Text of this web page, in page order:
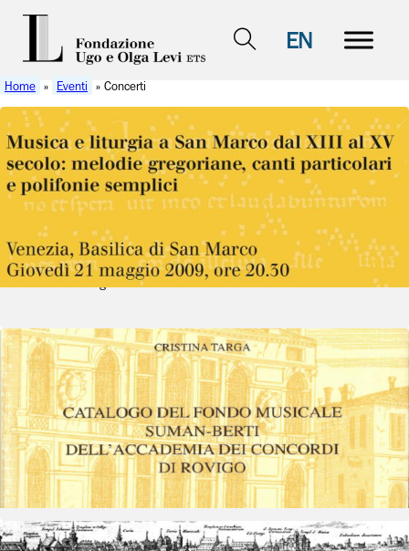
EN
Home » Eventi » Concerti
Musica e liturgia a San Marco dal
XIII al XV secolo
21 maggio 2009- 21 maggio 2009
Concerti
Vedi dettagli
Concerto Accademia dei Concordi
7 giugno 2009 - 7 giugno 2009
Concerti, Presentazioni
Vedi dettagli